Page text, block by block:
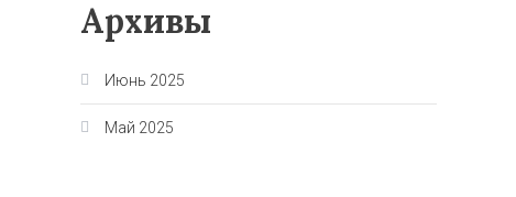
Архивы
Июнь 2025
Май 2025